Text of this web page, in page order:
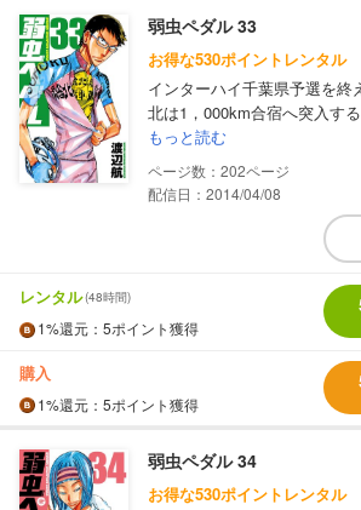
弱虫ペダル 33
お得な530ポイントレンタル
インターハイ千葉県予選を終
北は1，000km合宿へ突入す
もっと読む
202
配信日：2014/04/08
レンタル(48時間)
1%還元 ：5ポイント獲得
購入
1%還元 ：5ポイント獲得
弱虫ペダル 34
お得な530ポイントレンタル